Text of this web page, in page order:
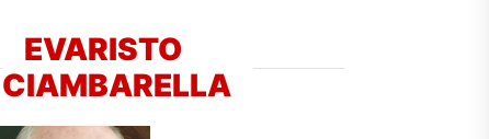
EVARISTO
CIAMBARELLA